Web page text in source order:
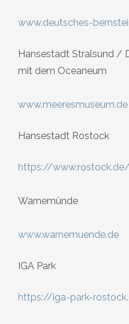
www.deutsches-
Hansestadt Stralsund /
mit dem Oceaneum
www.meeresmuseum.de
Hansestadt Rostock
https://
Warnemünde
www.warnemuende.de
IGA Park
https://iga-park-